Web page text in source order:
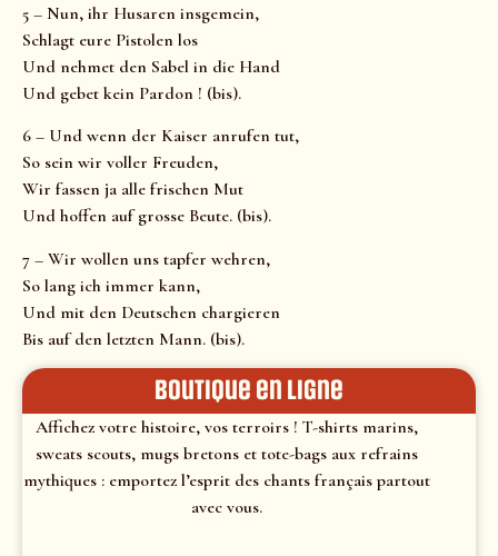
5 – Nun, ihr Husaren insgemein,
Schlagt eure Pistolen los
Und nehmet den Sabel in die Hand
Und gebet kein Pardon ! (bis).
6 – Und wenn der Kaiser anrufen tut,
So sein wir voller Freuden,
Wir fassen ja alle frischen Mut
Und hoffen auf grosse Beute. (bis).
7 – Wir wollen uns tapfer wehren,
So lang ich immer kann,
Und mit den Deutschen chargieren
Bis auf den letzten Mann. (bis).
Boutique en ligne
Affichez votre histoire, vos terroirs ! T-shirts marins,
sweats scouts, mugs bretons et tote-bags aux refrains
mythiques : emportez l’esprit des chants français partout
avec vous.